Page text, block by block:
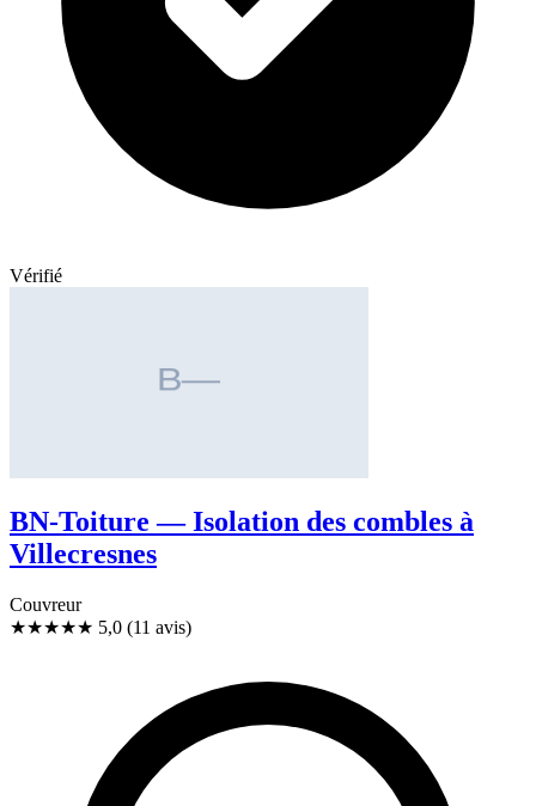
Vérifié
BN-Toiture — Isolation des combles à
Villecresnes
Couvreur
★★★★★ 5,0 (11 avis)